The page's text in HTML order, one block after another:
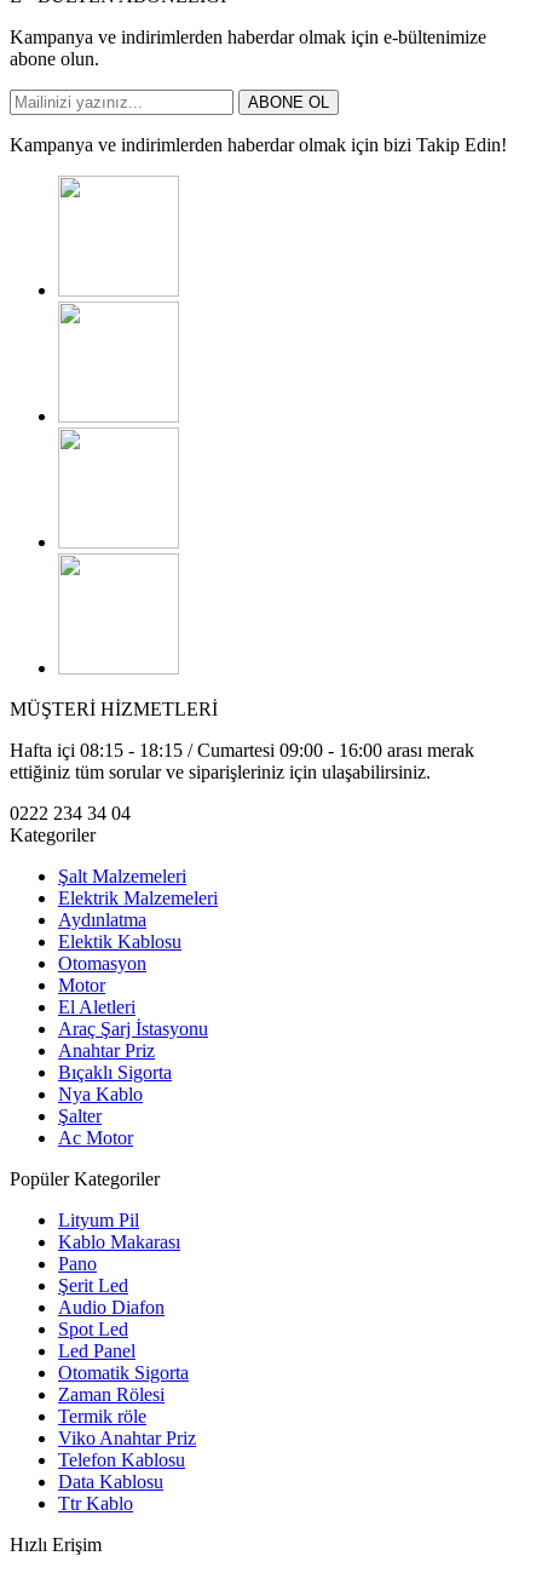
Kampanya ve indirimlerden haberdar olmak için e-bültenimize
abone olun.
ABONE OL
Kampanya ve indirimlerden haberdar olmak için bizi Takip Edin!
MÜŞTERİ HİZMETLERİ
Hafta içi 08:15 - 18:15 / Cumartesi 09:00 - 16:00 arası merak
ettiğiniz tüm sorular ve siparişleriniz için ulaşabilirsiniz.
0222 234 34 04
Kategoriler
Şalt Malzemeleri
Elektrik Malzemeleri
Aydınlatma
Elektik Kablosu
Otomasyon
Motor
El Aletleri
Araç Şarj İstasyonu
Anahtar Priz
Bıçaklı Sigorta
Nya Kablo
Şalter
Ac Motor
Popüler Kategoriler
Lityum Pil
Kablo Makarası
Pano
Şerit Led
Audio Diafon
Spot Led
Led Panel
Otomatik Sigorta
Zaman Rölesi
Termik röle
Viko Anahtar Priz
Telefon Kablosu
Data Kablosu
Ttr Kablo
Hızlı Erişim